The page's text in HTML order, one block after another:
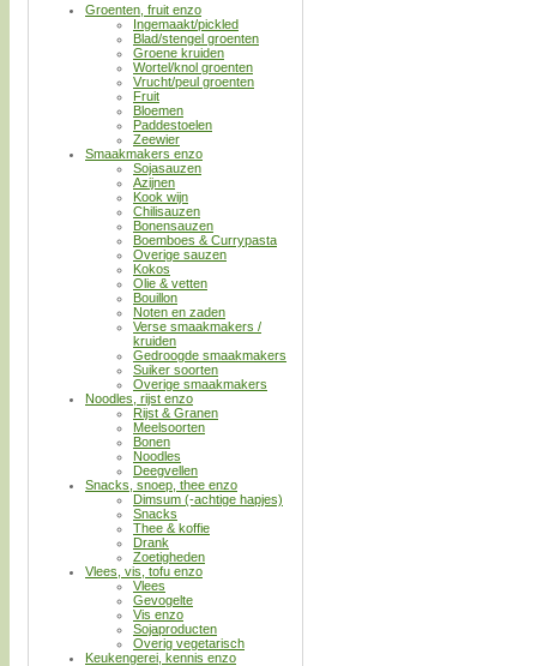
Groenten, fruit enzo
Ingemaakt/pickled
Blad/stengel groenten
Groene kruiden
Wortel/knol groenten
Vrucht/peul groenten
Fruit
Bloemen
Paddestoelen
Zeewier
Smaakmakers enzo
Sojasauzen
Azijnen
Kook wijn
Chilisauzen
Bonensauzen
Boemboes & Currypasta
Overige sauzen
Kokos
Olie & vetten
Bouillon
Noten en zaden
Verse smaakmakers /
kruiden
Gedroogde smaakmakers
Suiker soorten
Overige smaakmakers
Noodles, rijst enzo
Rijst & Granen
Meelsoorten
Bonen
Noodles
Deegvellen
Snacks, snoep, thee enzo
Dimsum (-achtige hapjes)
Snacks
Thee & koffie
Drank
Zoetigheden
Vlees, vis, tofu enzo
Vlees
Gevogelte
Vis enzo
Sojaproducten
Overig vegetarisch
Keukengerei, kennis enzo